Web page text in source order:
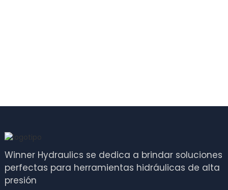
Winner Hydraulics se dedica a brindar soluciones
perfectas para herramientas hidráulicas de alta
presión